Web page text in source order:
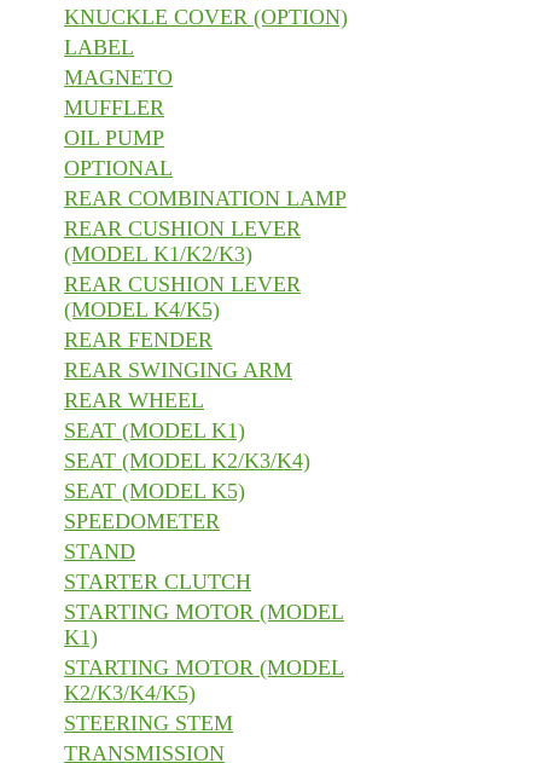
KNUCKLE COVER (OPTION)
LABEL
MAGNETO
MUFFLER
OIL PUMP
OPTIONAL
REAR COMBINATION LAMP
REAR CUSHION LEVER
(MODEL K1/K2/K3)
REAR CUSHION LEVER
(MODEL K4/K5)
REAR FENDER
REAR SWINGING ARM
REAR WHEEL
SEAT (MODEL K1)
SEAT (MODEL K2/K3/K4)
SEAT (MODEL K5)
SPEEDOMETER
STAND
STARTER CLUTCH
STARTING MOTOR (MODEL
K1)
STARTING MOTOR (MODEL
K2/K3/K4/K5)
STEERING STEM
TRANSMISSION